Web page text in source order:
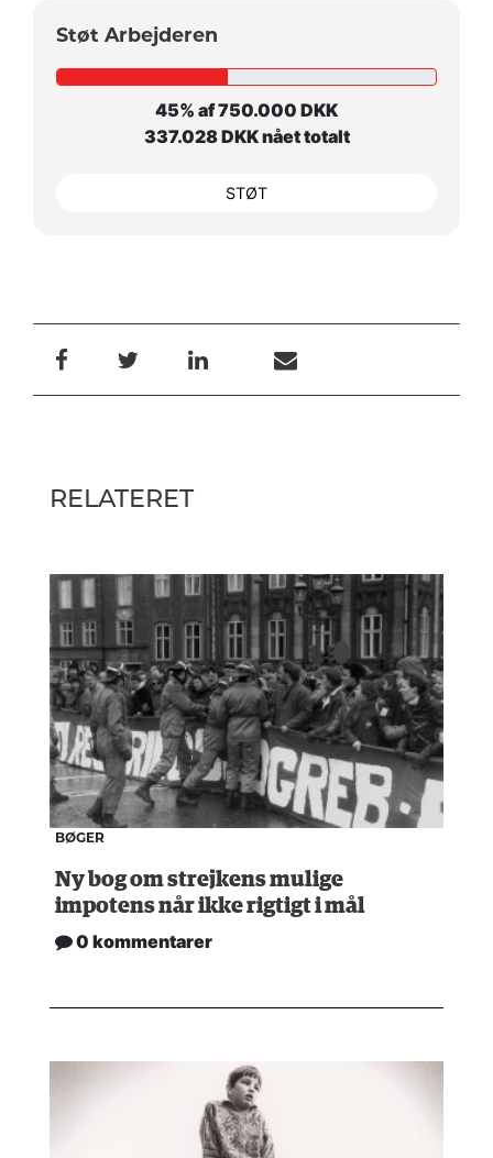
Støt Arbejderen
45% af 750.000 DKK
337.028 DKK nået totalt
STØT
RELATERET
BØGER
Ny bog om strejkens mulige
impotens når ikke rigtigt i mål
0 kommentarer